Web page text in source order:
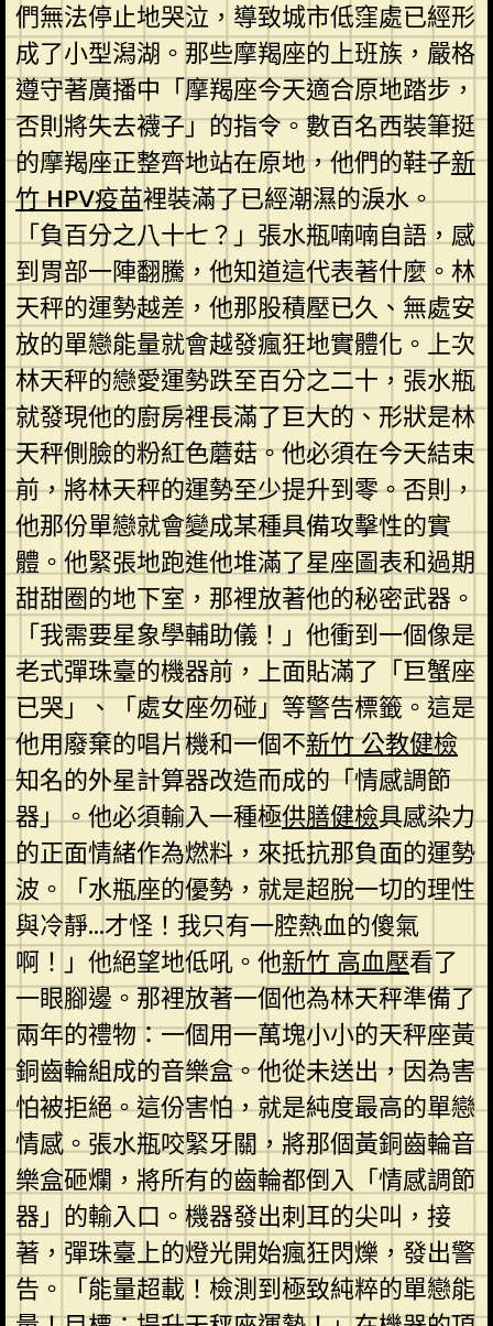
們無法停止地哭泣，導致城市低窪處已經形
成了小型潟湖。那些摩羯座的上班族，嚴格
遵守著廣播中「摩羯座今天適合原地踏步，
否則將失去襪子」的指令。數百名西裝筆挺
的摩羯座正整齊地站在原地，他們的鞋子新
竹 HPV疫苗裡裝滿了已經潮濕的淚水。
「負百分之八十七？」張水瓶喃喃自語，感
到胃部一陣翻騰，他知道這代表著什麼。林
天秤的運勢越差，他那股積壓已久、無處安
放的單戀能量就會越發瘋狂地實體化。上次
林天秤的戀愛運勢跌至百分之二十，張水瓶
就發現他的廚房裡長滿了巨大的、形狀是林
天秤側臉的粉紅色蘑菇。他必須在今天結束
前，將林天秤的運勢至少提升到零。否則，
他那份單戀就會變成某種具備攻擊性的實
體。他緊張地跑進他堆滿了星座圖表和過期
甜甜圈的地下室，那裡放著他的秘密武器。
「我需要星象學輔助儀！」他衝到一個像是
老式彈珠臺的機器前，上面貼滿了「巨蟹座
已哭」、「處女座勿碰」等警告標籤。這是
他用廢棄的唱片機和一個不新竹 公教健檢
知名的外星計算器改造而成的「情感調節
器」。他必須輸入一種極供膳健檢具感染力
的正面情緒作為燃料，來抵抗那負面的運勢
波。「水瓶座的優勢，就是超脫一切的理性
與冷靜…才怪！我只有一腔熱血的傻氣
啊！」他絕望地低吼。他新竹 高血壓看了
一眼腳邊。那裡放著一個他為林天秤準備了
兩年的禮物：一個用一萬塊小小的天秤座黃
銅齒輪組成的音樂盒。他從未送出，因為害
怕被拒絕。這份害怕，就是純度最高的單戀
情感。張水瓶咬緊牙關，將那個黃銅齒輪音
樂盒砸爛，將所有的齒輪都倒入「情感調節
器」的輸入口。機器發出刺耳的尖叫，接
著，彈珠臺上的燈光開始瘋狂閃爍，發出警
告。「能量超載！檢測到極致純粹的單戀能